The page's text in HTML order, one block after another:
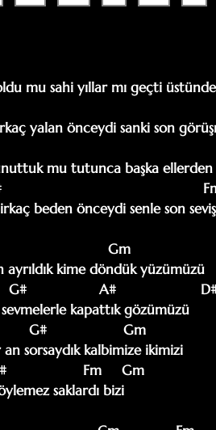
mu sahi yıllar mı geçti
yalan önceydi sanki son
mu tutunca başka ellerden
beden önceydi senle son
Gm
ayrıldık kime döndük yüzümüzü
kapattık gözümüzü
sorsaydık kalbimize ikimizi
saklardı bizi